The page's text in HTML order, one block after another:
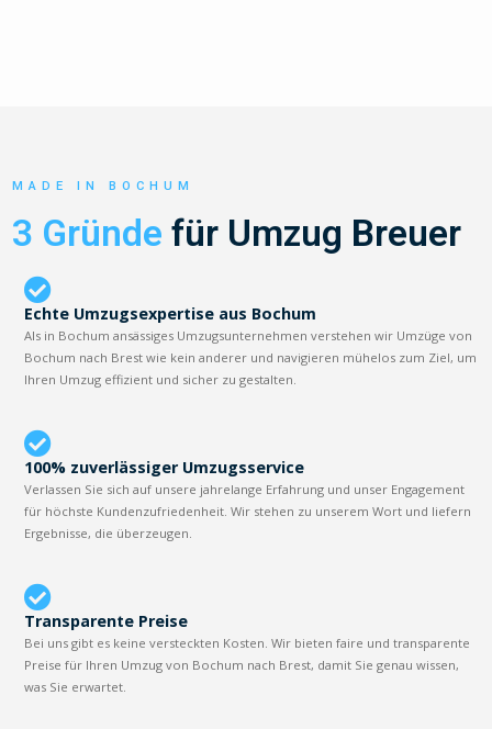
MADE IN BOCHUM
3 Gründe für Umzug Breuer
Echte Umzugsexpertise aus Bochum
Als in Bochum ansässiges Umzugsunternehmen verstehen wir Umzüge von
Bochum nach Brest wie kein anderer und navigieren mühelos zum Ziel, um
Ihren Umzug effizient und sicher zu gestalten.
100% zuverlässiger Umzugsservice
Verlassen Sie sich auf unsere jahrelange Erfahrung und unser Engagement
für höchste Kundenzufriedenheit. Wir stehen zu unserem Wort und liefern
Ergebnisse, die überzeugen.
Transparente Preise
Bei uns gibt es keine versteckten Kosten. Wir bieten faire und transparente
Preise für Ihren Umzug von Bochum nach Brest, damit Sie genau wissen,
was Sie erwartet.